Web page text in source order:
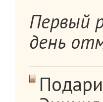
Первый
день